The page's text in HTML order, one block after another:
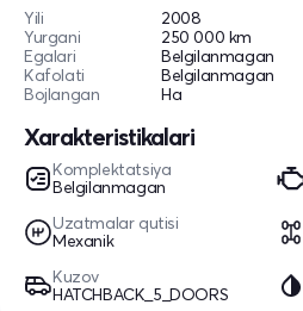
Yili
2008
Yurgani
250 000 km
Egalari
Belgilanmagan
Kafolati
Belgilanmagan
Bojlangan
Ha
Xarakteristikalari
Komplektatsiya
Belgilanmagan
Uzatmalar qutisi
Mexanik
Kuzov
HATCHBACK_5_DOORS